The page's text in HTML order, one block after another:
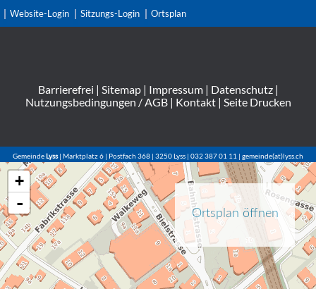
Website-Login Sitzungs-Login Ortsplan
Barrierefrei | Sitemap| Impressum| Datenschutz|
Nutzungsbedingungen / AGB| Kontakt| Seite Drucken
GemeindeLyss| Marktplatz 6 | Postfach 368 | 3250 Lyss | 032 387 01 11 | gemeinde(at)lyss.ch